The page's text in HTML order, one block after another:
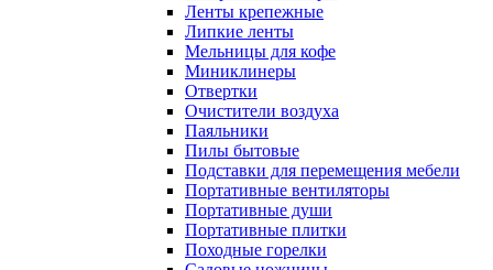
Ленты крепежные
Липкие ленты
Мельницы для кофе
Миниклинеры
Отвертки
Очистители воздуха
Паяльники
Пилы бытовые
Подставки для перемещения мебели
Портативные вентиляторы
Портативные души
Портативные плитки
Походные горелки